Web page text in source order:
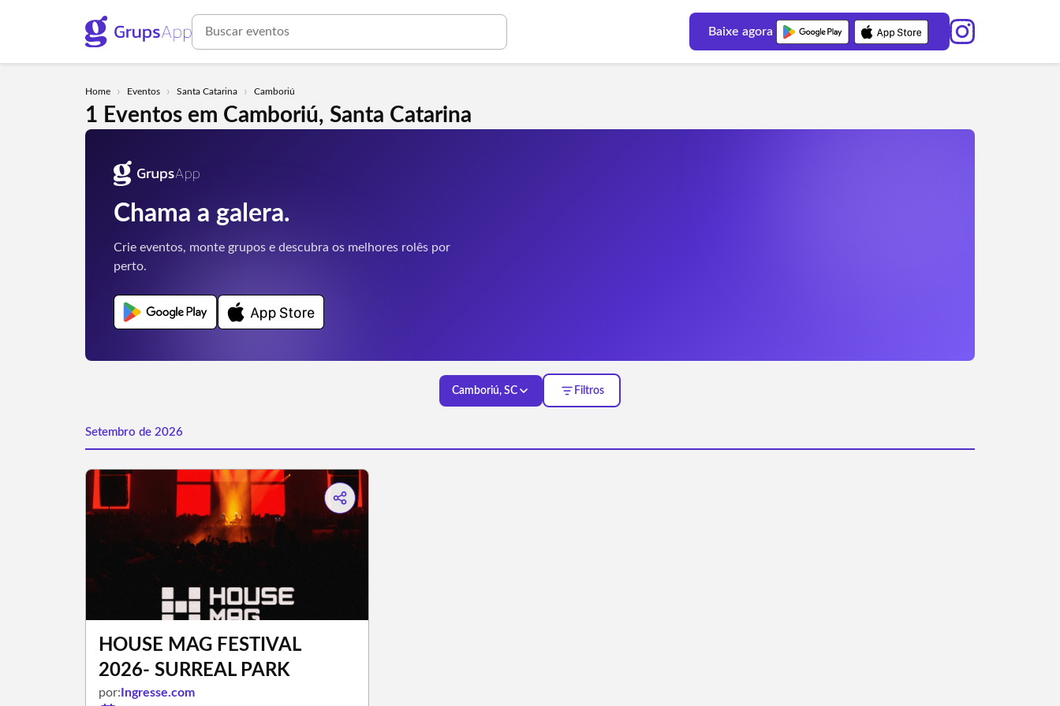
Baixe agora
Home › Eventos › Santa Catarina › Camboriú
1 Eventos em Camboriú, Santa Catarina
Chama a galera.
Crie eventos, monte grupos e descubra os melhores rolês por
perto.
Camboriú, SC Filtros
Setembro de 2026
HOUSE MAG FESTIVAL
2026- SURREAL PARK
por: Ingresse.com